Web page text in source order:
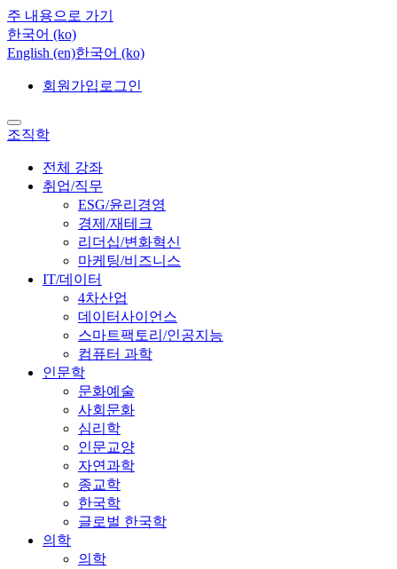
주 내용으로 가기
한국어 ‎(ko)‎
English ‎(en)‎한국어 ‎(ko)‎
회원가입 로그인
조직학
전체 강좌
취업/직무
ESG/윤리경영
경제/재테크
리더십/변화혁신
마케팅/비즈니스
IT/데이터
4차산업
데이터사이언스
스마트팩토리/인공지능
컴퓨터 과학
인문학
문화예술
사회문화
심리학
인문교양
자연과학
종교학
한국학
글로벌 한국학
의학
의학